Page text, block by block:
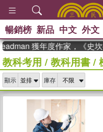
暢銷榜 新品 中文 外文
獲年度作家，《史坎德》
教科考用 / 教科用書/
顯示 庫存